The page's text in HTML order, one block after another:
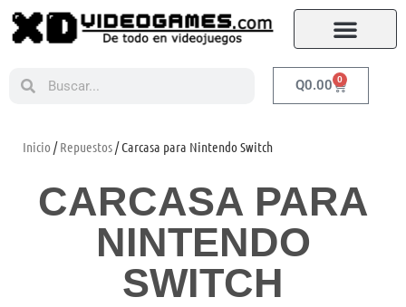
Q0.00 0
Inicio /Repuestos/ Carcasa para Nintendo Switch
CARCASA PARA
NINTENDO
SWITCH